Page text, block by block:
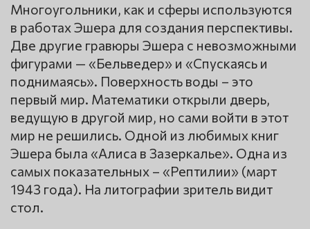
Многоугольники, как и сферы используются
в работах Эшера для создания перспективы.
Две другие гравюры Эшера с невозможными
фигурами — «Бельведер» и «Спускаясь и
поднимаясь». Поверхность воды – это
первый мир. Математики открыли дверь,
ведущую в другой мир, но сами войти в этот
мир не решились. Одной из любимых книг
Эшера была «Алиса в Зазеркалье». Одна из
самых показательных – «Рептилии» (март
1943 года). На литографии зритель видит
стол.